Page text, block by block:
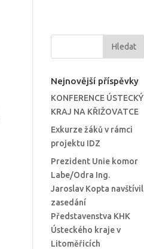
Nejnovější příspěvky
KONFERENCE ÚSTECKÝ
KRAJ NA KŘIŽOVATCE
Exkurze žáků v rámci
projektu IDZ
Prezident Unie komor
Labe/Odra Ing.
Jaroslav Kopta navštívil
zasedání
Představenstva KHK
Ústeckého kraje v
Litoměřicích